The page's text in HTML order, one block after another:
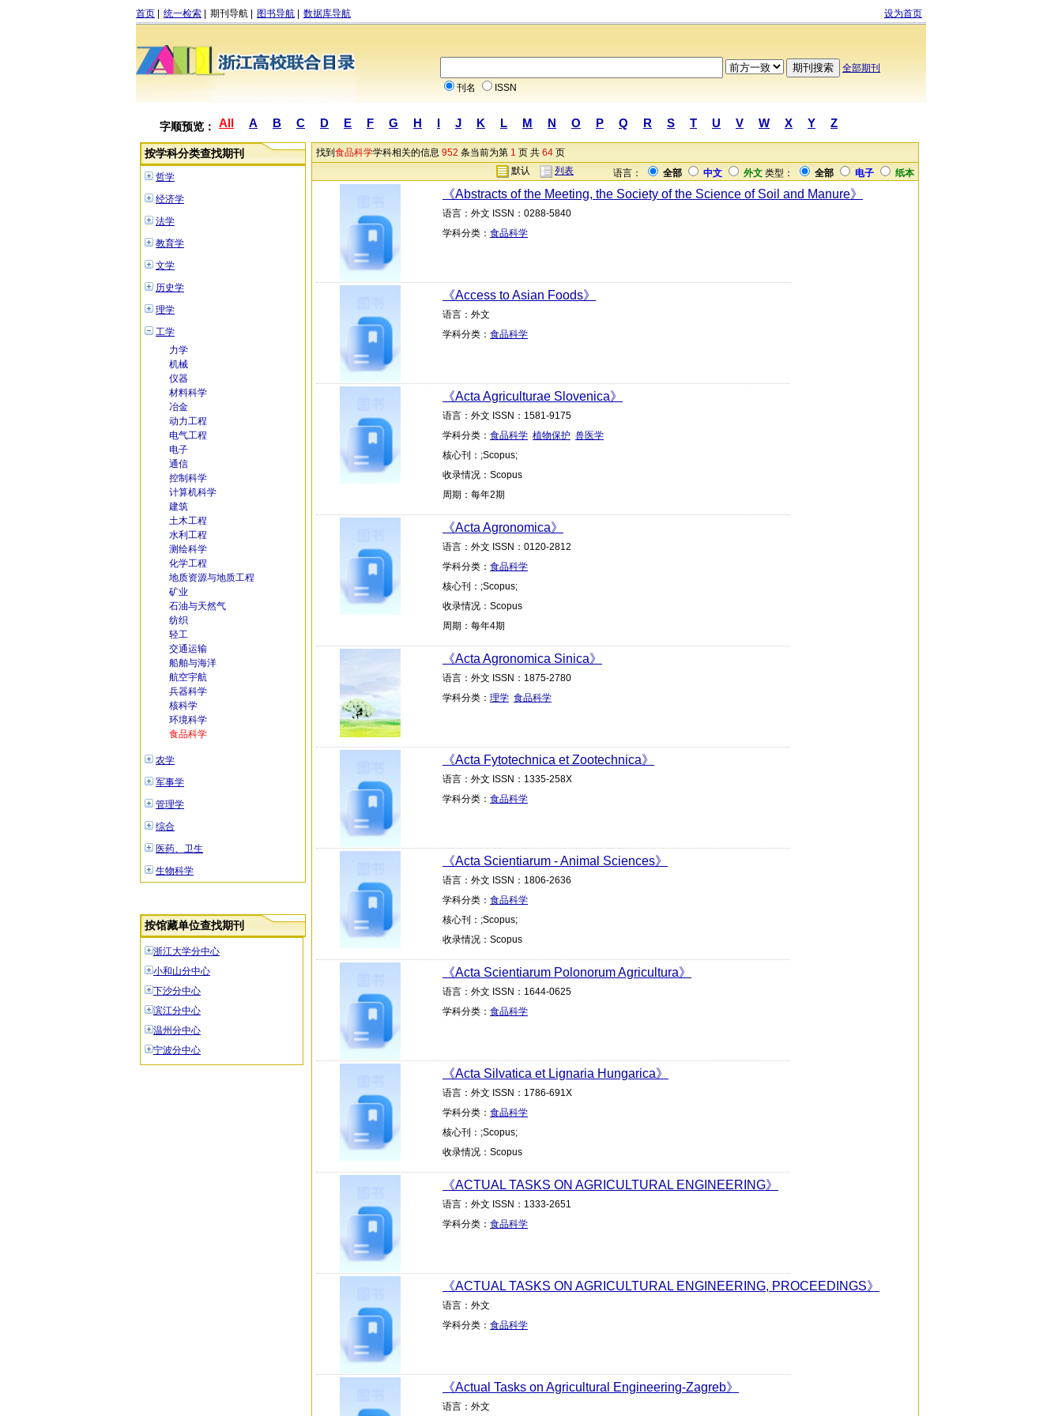
首页 统一检索 期刊导航 图书导航 数据库导航 设为首页
全部期刊
刊名
ISSN
字顺预览： All A B C D E F G H I J K L M N O P Q R S T U V W X Y Z
按学科分类查找期刊
哲学
经济学
法学
教育学
文学
历史学
理学
工学
力学
机械
仪器
材料科学
冶金
动力工程
电气工程
电子
通信
控制科学
计算机科学
建筑
土木工程
水利工程
测绘科学
化学工程
地质资源与地质工程
矿业
石油与天然气
纺织
轻工
交通运输
船舶与海洋
航空宇航
兵器科学
核科学
环境科学
食品科学
农学
军事学
管理学
综合
医药、卫生
生物科学
按馆藏单位查找期刊
浙江大学分中心
小和山分中心
下沙分中心
滨江分中心
温州分中心
宁波分中心
找到 食品科学学科相关的信息 952 条当前为第 1 页 共 64 页
语言：
全部 中文 外文 类型： 全部 电子 纸本
默认 列表
《Abstracts of the Meeting, the Society of the Science of Soil and Manure》
语言：外文 ISSN：0288-5840
学科分类： 食品科学
《Access to Asian Foods》
语言：外文
学科分类： 食品科学
《Acta Agriculturae Slovenica》
语言：外文 ISSN：1581-9175
学科分类： 食品科学 植物保护 兽医学
核心刊：;Scopus;
收录情况：Scopus
周期：每年2期
《Acta Agronomica》
语言：外文 ISSN：0120-2812
学科分类： 食品科学
核心刊：;Scopus;
收录情况：Scopus
周期：每年4期
《Acta Agronomica Sinica》
语言：外文 ISSN：1875-2780
学科分类： 理学 食品科学
《Acta Fytotechnica et Zootechnica》
语言：外文 ISSN：1335-258X
学科分类： 食品科学
《Acta Scientiarum - Animal Sciences》
语言：外文 ISSN：1806-2636
学科分类： 食品科学
核心刊：;Scopus;
收录情况：Scopus
《Acta Scientiarum Polonorum Agricultura》
语言：外文 ISSN：1644-0625
学科分类： 食品科学
《Acta Silvatica et Lignaria Hungarica》
语言：外文 ISSN：1786-691X
学科分类： 食品科学
核心刊：;Scopus;
收录情况：Scopus
《ACTUAL TASKS ON AGRICULTURAL ENGINEERING》
语言：外文 ISSN：1333-2651
学科分类： 食品科学
《ACTUAL TASKS ON AGRICULTURAL ENGINEERING, PROCEEDINGS》
语言：外文
学科分类： 食品科学
《Actual Tasks on Agricultural Engineering-Zagreb》
语言：外文